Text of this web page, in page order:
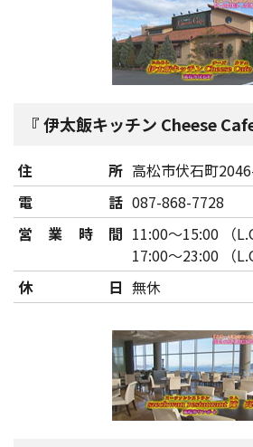
伊太飯キッチン Cheese
住所 高松市伏石町
電話 087-868-7728
営業時間 11:00～15:00 （
17:00～23:00 （
休日 無休